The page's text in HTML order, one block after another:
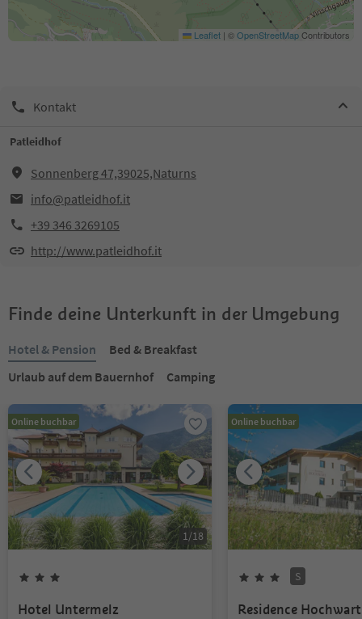
Leaflet | ©OpenStreetMapContributors
Kontakt
Patleidhof
Sonnenberg 47,39025,Naturns
info@patleidhof.it
+39 346 3269105
http://www.patleidhof.it
Finde deine Unterkunft in der Umgebung
Hotel & Pension
Bed & Breakfast
Urlaub auf dem Bauernhof
Camping
Online buchbar
1/18
Hotel Untermelz
Online buchbar
S
Residence Hochwart